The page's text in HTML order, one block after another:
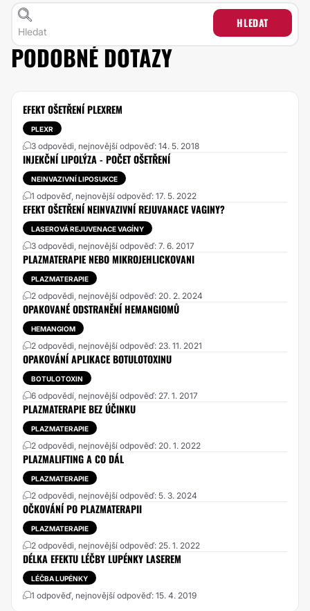
HLEDAT
PODOBNÉ DOTAZY
EFEKT OŠETŘENÍ PLEXREM
PLEXR
3 odpovědi, nejnovější odpověď: 14. 5. 2018
INJEKČNÍ LIPOLÝZA - POČET OŠETŘENÍ
NEINVAZIVNÍ LIPOSUKCE
1 odpověď, nejnovější odpověď: 17. 5. 2022
EFEKT OŠETŘENÍ NEINVAZIVNÍ REJUVANACE VAGINY?
LASEROVÁ REJUVENACE VAGÍNY
3 odpovědi, nejnovější odpověď: 7. 6. 2017
PLAZMATERAPIE NEBO MIKROJEHLICKOVANI
PLAZMATERAPIE
2 odpovědi, nejnovější odpověď: 20. 2. 2024
OPAKOVANÉ ODSTRANĚNÍ HEMANGIOMŮ
HEMANGIOM
2 odpovědi, nejnovější odpověď: 23. 11. 2021
OPAKOVÁNÍ APLIKACE BOTULOTOXINU
BOTULOTOXIN
6 odpovědí, nejnovější odpověď: 27. 1. 2017
PLAZMATERAPIE BEZ ÚČINKU
PLAZMATERAPIE
2 odpovědi, nejnovější odpověď: 20. 1. 2022
PLAZMALIFTING A CO DÁL
PLAZMATERAPIE
2 odpovědi, nejnovější odpověď: 5. 3. 2024
OČKOVÁNÍ PO PLAZMATERAPII
PLAZMATERAPIE
2 odpovědi, nejnovější odpověď: 25. 1. 2022
DÉLKA EFEKTU LÉČBY LUPÉNKY LASEREM
LÉČBA LUPÉNKY
1 odpověď, nejnovější odpověď: 15. 4. 2019